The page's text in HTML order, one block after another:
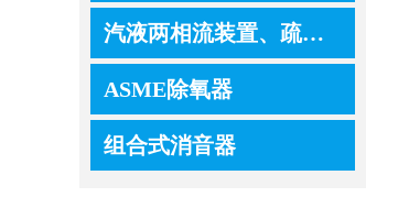
汽液两相流装置、疏水器、控制器、调节器
ASME除氧器
组合式消音器